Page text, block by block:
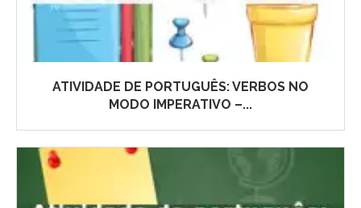
ATIVIDADE DE PORTUGUÊS: VERBOS NO
MODO IMPERATIVO –...